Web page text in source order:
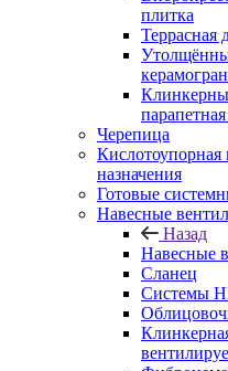
плитка
Террасная
Черепица
назначения
Готовые
Навесные
Назад
Навесные
Сланец
Системы